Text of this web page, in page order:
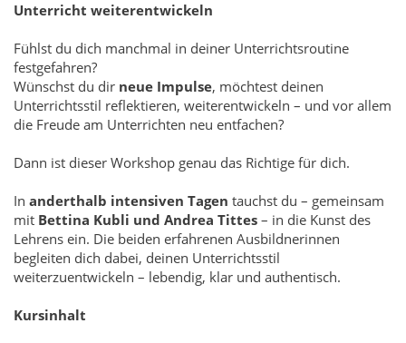
Unterricht weiterentwickeln
Fühlst du dich manchmal in deiner Unterrichtsroutine
festgefahren?
Wünschst du dir neue Impulse, möchtest deinen
Unterrichtsstil reflektieren, weiterentwickeln – und vor allem
die Freude am Unterrichten neu entfachen?
Dann ist dieser Workshop genau das Richtige für dich.
In anderthalb intensiven Tagen tauchst du – gemeinsam
mit Bettina Kubli und Andrea Tittes – in die Kunst des
Lehrens ein. Die beiden erfahrenen Ausbildnerinnen
begleiten dich dabei, deinen Unterrichtsstil
weiterzuentwickeln – lebendig, klar und authentisch.
Kursinhalt